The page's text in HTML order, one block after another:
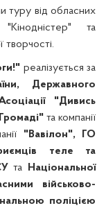
туру від обласних
та
реалізується за
Державного
"Дивись
та компанії
"Вавілон", ГО
теле та
та
Національної
військово-
поліцією